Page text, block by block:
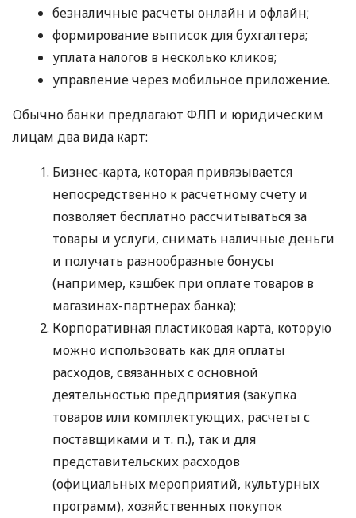
безналичные расчеты онлайн и офлайн;
формирование выписок для бухгалтера;
уплата налогов в несколько кликов;
управление через мобильное приложение.
Обычно банки предлагают ФЛП и юридическим
лицам два вида карт:
Бизнес-карта, которая привязывается
непосредственно к расчетному счету и
позволяет бесплатно рассчитываться за
товары и услуги, снимать наличные деньги
и получать разнообразные бонусы
(например, кэшбек при оплате товаров в
магазинах-партнерах банка);
Корпоративная пластиковая карта, которую
можно использовать как для оплаты
расходов, связанных с основной
деятельностью предприятия (закупка
товаров или комплектующих, расчеты с
поставщиками и т. п.), так и для
представительских расходов
(официальных мероприятий, культурных
программ), хозяйственных покупок